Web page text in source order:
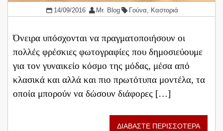
14/09/2016 Mr. Blog Γούνα Καστοριά
Όνειρα υπόσχονται να πραγματοποιήσουν οι
πολλές φρέσκιες φωτογραφίες που δημοσιεύουμε
για τον γυναικείο κόσμο της μόδας, μέσα από
κλασικά και αλλά και πιο πρωτότυπα μοντέλα, τα
οποία μπορούν να δώσουν διάφορες […]
ΔΙΑΒΑΣΤΕ ΠΕΡΙΣΣΟΤΕΡΑ